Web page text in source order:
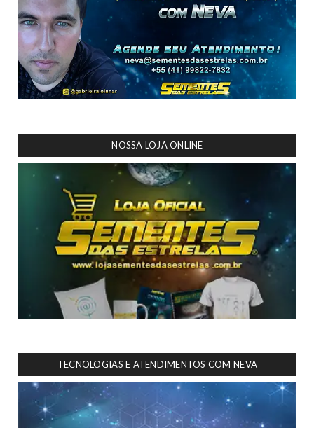
NOSSA LOJA ONLINE
TECNOLOGIAS E ATENDIMENTOS COM NEVA